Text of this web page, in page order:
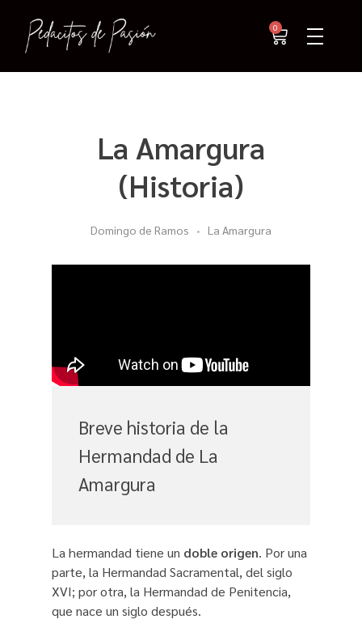
0
La Amargura
(Historia)
Domingo de Ramos La Amargura
Breve historia de la
Hermandad de La
Amargura
La hermandad tiene un doble origen. Por una
parte, la Hermandad Sacramental, del siglo
XVI; por otra, la Hermandad de Penitencia,
que nace un siglo después.